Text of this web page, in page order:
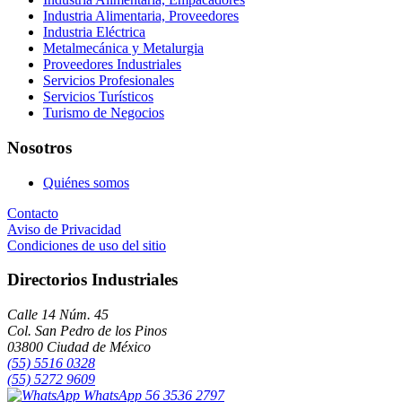
Industria Alimentaria, Proveedores
Industria Eléctrica
Metalmecánica y Metalurgia
Proveedores Industriales
Servicios Profesionales
Servicios Turísticos
Turismo de Negocios
Nosotros
Quiénes somos
Contacto
Aviso de Privacidad
Condiciones de uso del sitio
Directorios Industriales
Calle 14 Núm. 45
Col. San Pedro de los Pinos
03800 Ciudad de México
(55) 5516 0328
(55) 5272 9609
WhatsApp 56 3536 2797